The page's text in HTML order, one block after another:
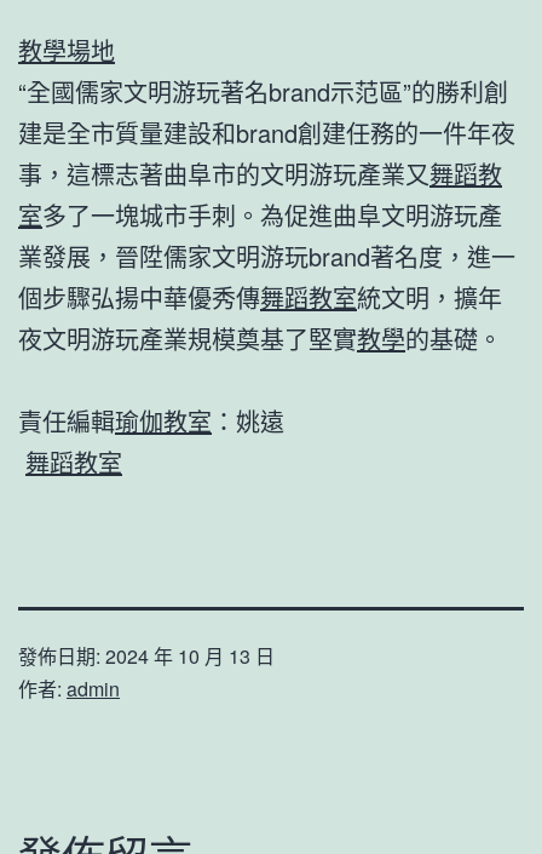
教學場地
“全國儒家文明游玩著名brand示范區”的勝利創
建是全市質量建設和brand創建任務的一件年夜
事，這標志著曲阜市的文明游玩產業又舞蹈教
室多了一塊城市手刺。為促進曲阜文明游玩產
業發展，晉陞儒家文明游玩brand著名度，進一
個步驟弘揚中華優秀傳舞蹈教室統文明，擴年
夜文明游玩產業規模奠基了堅實教學的基礎。
責任編輯瑜伽教室 ：姚遠
舞蹈教室
發佈日期: 2024 年 10 月 13 日
作者: admin